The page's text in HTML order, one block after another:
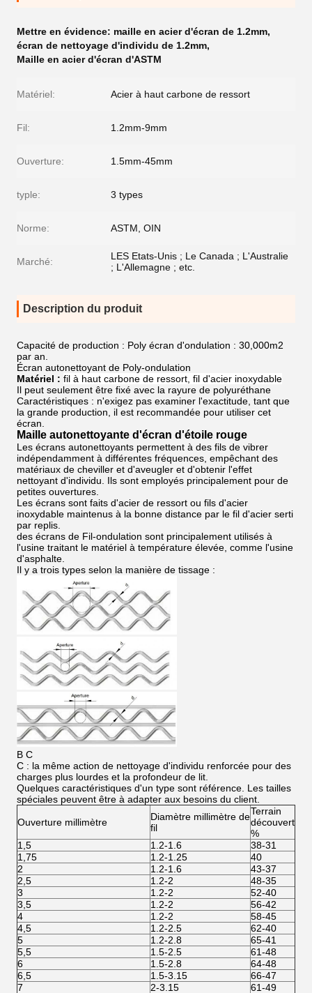
Mettre en évidence: maille en acier d'écran de 1.2mm,
écran de nettoyage d'individu de 1.2mm,
Maille en acier d'écran d'ASTM
Matériel: Acier à haut carbone de ressort
Fil: 1.2mm-9mm
Ouverture: 1.5mm-45mm
typle: 3 types
Norme: ASTM, OIN
Marché:
LES Etats-Unis ; Le Canada ; L'Australie
; L'Allemagne ; etc.
Description du produit
Capacité de production : Poly écran d'ondulation : 30,000m2
par an.
Écran autonettoyant de Poly-ondulation
Matériel : fil à haut carbone de ressort, fil d'acier inoxydable
Il peut seulement être fixé avec la rayure de polyuréthane
Caractéristiques : n'exigez pas examiner l'exactitude, tant que
la grande production, il est recommandée pour utiliser cet
écran.
Maille autonettoyante d'écran d'étoile rouge
Les écrans autonettoyants permettent à des fils de vibrer
indépendamment à différentes fréquences, empêchant des
matériaux de cheviller et d'aveugler et d'obtenir l'effet
nettoyant d'individu. Ils sont employés principalement pour de
petites ouvertures.
Les écrans sont faits d'acier de ressort ou fils d'acier
inoxydable maintenus à la bonne distance par le fil d'acier serti
par replis.
des écrans de Fil-ondulation sont principalement utilisés à
l'usine traitant le matériel à température élevée, comme l'usine
d'asphalte.
Il y a trois types selon la manière de tissage :
B C
C : la même action de nettoyage d'individu renforcée pour des
charges plus lourdes et la profondeur de lit.
Quelques caractéristiques d'un type sont référence. Les tailles
spéciales peuvent être à adapter aux besoins du client.
Ouverture millimètre
Diamètre millimètre de
fil
Terrain
découvert
%
1,5
1.2-1.6
38-31
1,75
1.2-1.25
40
2
1.2-1.6
43-37
2,5
1.2-2
48-35
3
1.2-2
52-40
3,5
1.2-2
56-42
4
1.2-2
58-45
4,5
1.2-2.5
62-40
5
1.2-2.8
65-41
5,5
1.5-2.5
61-48
6
1.5-2.8
64-48
6,5
1.5-3.15
66-47
7
2-3.15 61-49